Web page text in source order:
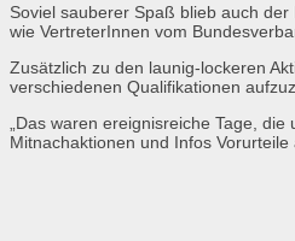
Soviel sauberer Spaß blieb auch
wie VertreterInnen vom
Zusätzlich zu den launig-lockeren
verschiedenen Qualifikationen
„Das waren ereignisreiche Tage,
Mitnachaktionen und Infos